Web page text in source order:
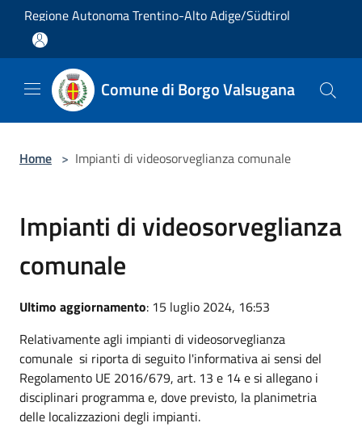
Salta al contenuto principale
Regione Autonoma Trentino-Alto Adige/Südtirol
Comune di Borgo Valsugana
Home > Impianti di videosorveglianza comunale
Impianti di videosorveglianza
comunale
Ultimo aggiornamento: 15 luglio 2024, 16:53
Relativamente agli impianti di videosorveglianza
comunale si riporta di seguito l'informativa ai sensi del
Regolamento UE 2016/679, art. 13 e 14 e si allegano i
disciplinari programma e, dove previsto, la planimetria
delle localizzazioni degli impianti.